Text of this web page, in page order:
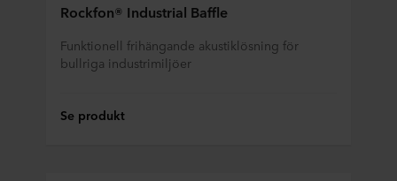
Rockfon® Industrial Baffle
Funktionell frihängande akustiklösning för
bullriga industrimiljöer
Se produkt